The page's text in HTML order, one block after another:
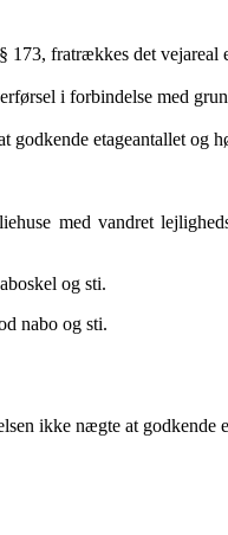
173, fratrækkes det vejareal
i forbindelse med
godkende etageantallet og
med vandret
og sti.
nabo og sti.
ikke nægte at